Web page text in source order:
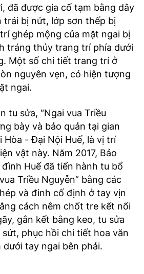
đã được gia cố tạm bằng dây
trái bị nứt, lớp sơn thếp bị
ghép mộng của mặt ngai bị
tráng thủy trang trí phía dưới
Một số chi tiết trang trí ở
nguyên vẹn, có hiện tượng
ngai.
tu sửa, “Ngai vua Triều
bày và bảo quản tại gian
Hòa - Đại Nội Huế, là vị trí
vật này. Năm 2017, Bảo
Huế đã tiến hành tu bổ
Triều Nguyễn” bằng các
và đinh cố định ở tay vịn
cách nêm chốt tre kết nối
gắn kết bằng keo, tu sửa
phục hồi chi tiết hoa văn
tay ngai bên phải.